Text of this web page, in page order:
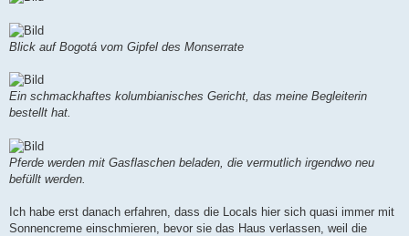
Blick auf Bogotá vom Gipfel des Monserrate
Ein schmackhaftes kolumbianisches Gericht, das meine Begleiterin
bestellt hat.
Pferde werden mit Gasflaschen beladen, die vermutlich irgendwo neu
befüllt werden.
Ich habe erst danach erfahren, dass die Locals hier sich quasi immer mit
Sonnencreme einschmieren, bevor sie das Haus verlassen, weil die